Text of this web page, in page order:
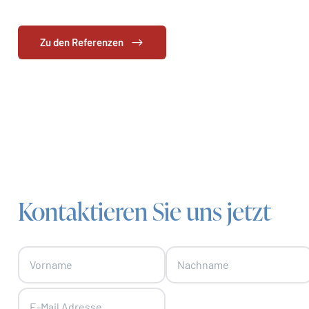
Zu den Referenzen
Kontaktieren Sie uns jetzt
Skip form